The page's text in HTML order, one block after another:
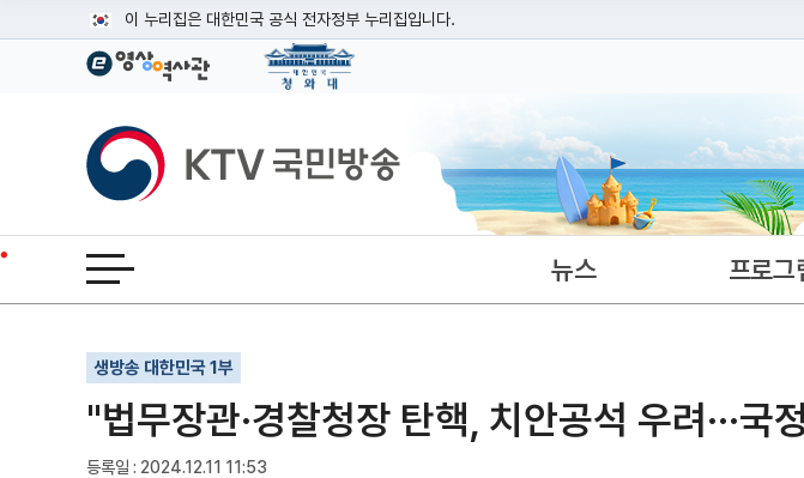
이 누리집은 대한민국 공식 전자정부 누리집입니다.
공식 누리집 주소 확인하기
이밖에 or.kr 또는 .kr등 다른 도메인 주소를 사용하고 있다면 아래 URL에서 도메인 주소를 확인해 보세요
운영중인 공식 누리집보기
KTV국민방송
전체메뉴 열기 뉴스 프로그
생방송 대한민국 1부
"법무장관·경찰청장 탄핵, 치안공석 우려···국
등록일 : 2024.12.11 11:53
기사인쇄
글자확대
글자축소